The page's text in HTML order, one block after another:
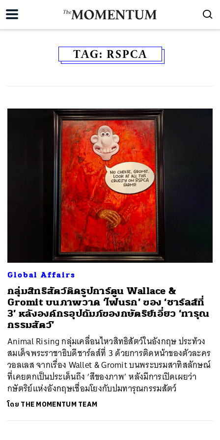
TAG: RSPCA
Global Affairs
กลุ่มสิทธิสัตว์ติดรูปการ์ตูน Wallace &
Gromit บนภาพวาด ‘ไฟนรก’ ของ ‘ชาร์ลส์ที่
3’ หลังองค์กรอุปถัมภ์ของกษัตริย์เอี่ยว ‘ทารุณ
กรรมสัตว์’
Animal Rising กลุ่มเคลื่อนไหวสิทธิสัตว์ในอังกฤษ ประท้วง
สมเด็จพระราชาธิบดีชาร์ลส์ที่ 3 ด้วยการติดหน้าของตัวละคร
วอลเลส จากเรื่อง Wallet & Gromit บนพระบรมสาทิสลักษณ์
ที่เคยตกเป็นประเด็นถึง ‘สีของภาพ’ หลังมีการเปิดเผยว่า
กษัตริย์แห่งอังกฤษเชื่อมโยงกับปมทารุณกรรมสัตว์
โดย THE MOMENTUM TEAM
SHARE